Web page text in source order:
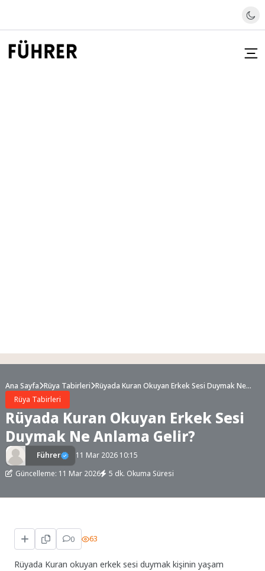
Ana Sayfa Rüya Tabirleri Rüyada Kuran Okuyan Erkek Sesi Duymak Ne
Rüya Tabirleri
Rüyada Kuran Okuyan Erkek Sesi
Duymak Ne Anlama Gelir?
Führer
11 Mar 2026 10:15
Güncelleme: 11 Mar 2026
5 dk. Okuma Süresi
0 63
Rüyada Kuran okuyan erkek sesi duymak kişinin yaşam